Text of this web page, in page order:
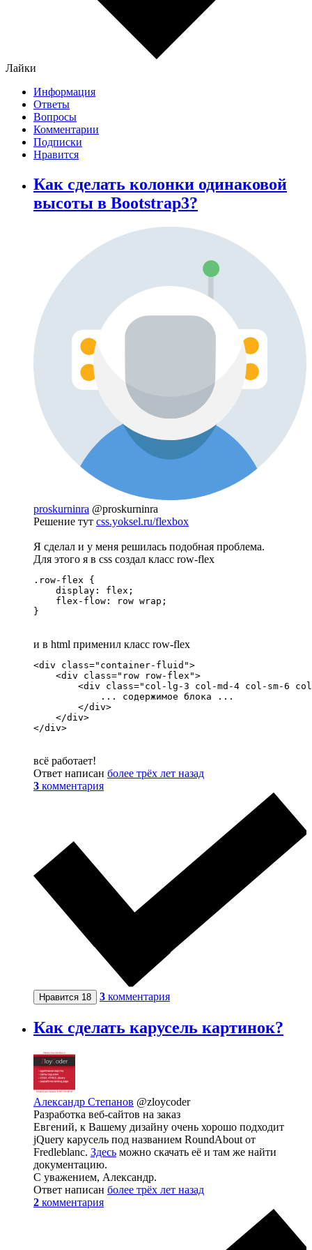
Лайки
Информация
Ответы
Вопросы
Комментарии
Подписки
Нравится
Как сделать колонки одинаковой
высоты в Bootstrap3?
proskurninra @proskurninra
Решение тут css.yoksel.ru/flexbox
Я сделал и у меня решилась подобная проблема.
Для этого я в css создал класс row-flex
.row-flex {
    display: flex;
    flex-flow: row wrap;
}
и в html применил класс row-flex
<div class="container-fluid">
    <div class="row row-flex">
<div class="col-lg-3 col-md-4 col-sm-6
            ... содержимое блока ...
        </div>
    </div>
</div>
всё работает!
Ответ написан более трёх лет назад
3 комментария
Нравится 18 3 комментария
Как сделать карусель картинок?
Александр Степанов @zloycoder
Разработка веб-сайтов на заказ
Евгений, к Вашему дизайну очень хорошо подходит
jQuery карусель под названием RoundAbout от
Fredleblanc. Здесь можно скачать её и там же найти
документацию.
С уважением, Александр.
Ответ написан более трёх лет назад
2 комментария